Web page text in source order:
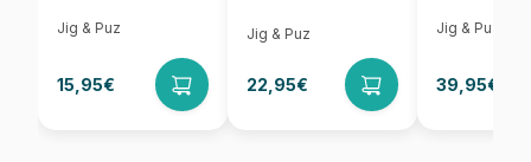
Jig & Puz
15,95€
Jig & Puz
22,95€
Jig & Puz
39,95€